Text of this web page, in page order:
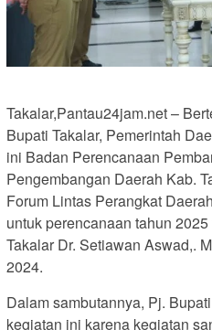
Takalar,Pantau24jam.net –
Bupati Takalar, Pemerintah
ini Badan Perencanaan
Pengembangan Daerah Kab.
Forum Lintas Perangkat
untuk perencanaan tahun
Takalar Dr. Setiawan Aswad,.
2024.
Dalam sambutannya, Pj.
kegiatan ini karena kegiatan